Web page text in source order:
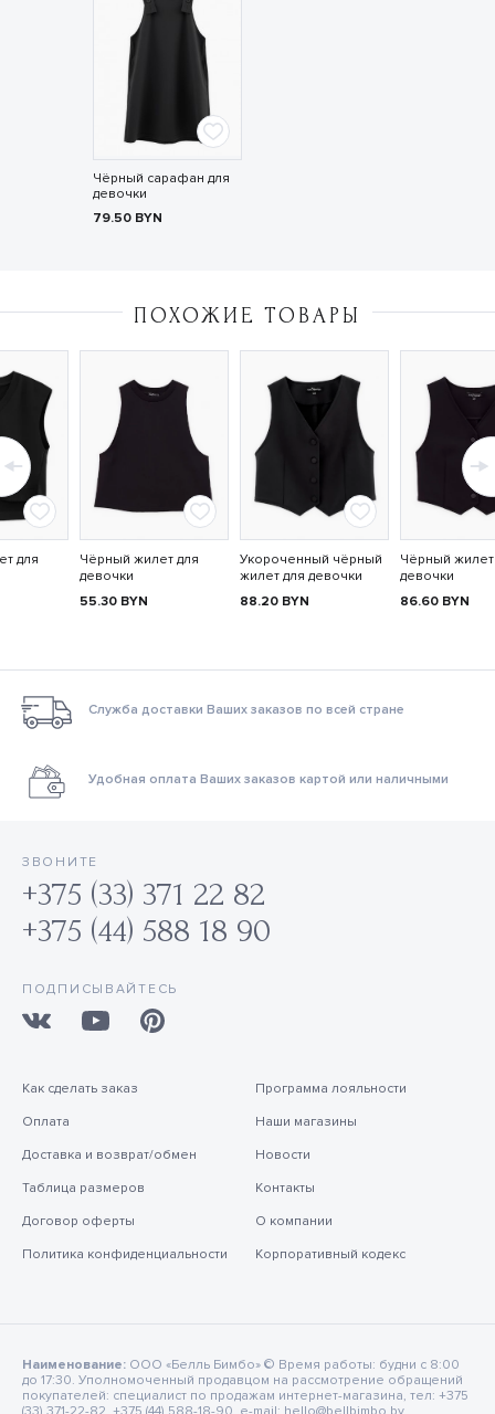
Чёрный сарафан для
девочки
79.50 BYN
ПОХОЖИЕ ТОВАРЫ
для
Чёрный жилет для
девочки
55.30 BYN
Укороченный чёрный
жилет для девочки
88.20 BYN
Чёрный жилет
девочки
86.60 BYN
Служба доставки Ваших заказов по всей стране
Удобная оплата Ваших заказов картой или наличными
ЗВОНИТЕ
+375 (33) 371 22 82
+375 (44) 588 18 90
ПОДПИСЫВАЙТЕСЬ
Как сделать заказ
Оплата
Доставка и возврат/обмен
Таблица размеров
Договор оферты
Политика конфиденциальности
Программа лояльности
Наши магазины
Новости
Контакты
О компании
Корпоративный кодекс
Наименование: ООО «Белль Бимбо» © Время работы: будни с 8:00
до 17:30. Уполномоченный продавцом на рассмотрение обращений
покупателей: специалист по продажам интернет-магазина, тел: +375